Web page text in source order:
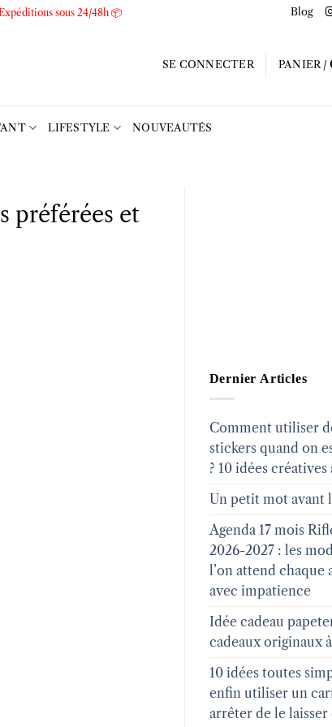
sous 24/48h 📦 Blog
SE CONNECTER PANIER /
LIFESTYLE NOUVEAUTÉS
préférées et
Dernier Articles
Comment utiliser
stickers quand on
? 10 idées
Un petit mot avant
Agenda 17 mois
2026-2027 : les
l’on attend chaque
avec impatience
Idée cadeau
cadeaux originaux
10 idées toutes
enfin utiliser un
arrêter de le laisser